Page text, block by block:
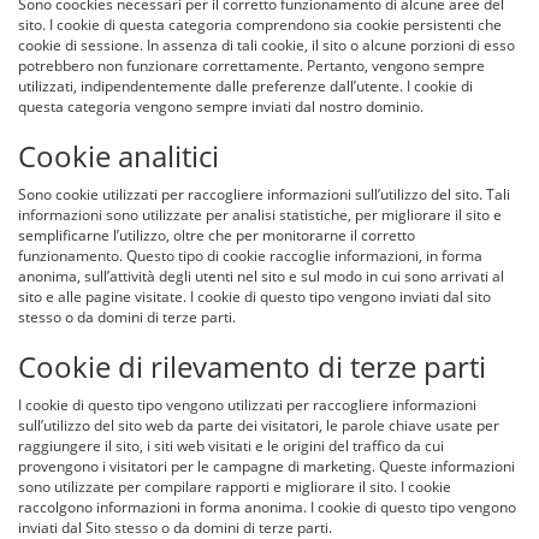
Sono coockies necessari per il corretto funzionamento di alcune aree del
sito. I cookie di questa categoria comprendono sia cookie persistenti che
cookie di sessione. In assenza di tali cookie, il sito o alcune porzioni di esso
potrebbero non funzionare correttamente. Pertanto, vengono sempre
utilizzati, indipendentemente dalle preferenze dall’utente. I cookie di
questa categoria vengono sempre inviati dal nostro dominio.
Cookie analitici
Sono cookie utilizzati per raccogliere informazioni sull’utilizzo del sito. Tali
informazioni sono utilizzate per analisi statistiche, per migliorare il sito e
semplificarne l’utilizzo, oltre che per monitorarne il corretto
funzionamento. Questo tipo di cookie raccoglie informazioni, in forma
anonima, sull’attività degli utenti nel sito e sul modo in cui sono arrivati al
sito e alle pagine visitate. I cookie di questo tipo vengono inviati dal sito
stesso o da domini di terze parti.
Cookie di rilevamento di terze parti
I cookie di questo tipo vengono utilizzati per raccogliere informazioni
sull’utilizzo del sito web da parte dei visitatori, le parole chiave usate per
raggiungere il sito, i siti web visitati e le origini del traffico da cui
provengono i visitatori per le campagne di marketing. Queste informazioni
sono utilizzate per compilare rapporti e migliorare il sito. I cookie
raccolgono informazioni in forma anonima. I cookie di questo tipo vengono
inviati dal Sito stesso o da domini di terze parti.